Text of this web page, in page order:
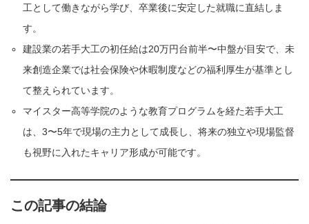
工として働きながら学び、卒業後に安定した就職に直結しま
す。
建設業の若手大工の初任給は20万円台前半〜中盤が目安で、未
来創造企業では社会保険や休暇制度などの福利厚生が基準とし
て整えられています。
マイスター高等学院のような教育プログラムを経た若手大工
は、3〜5年で現場の主力として成長し、将来の独立や現場監督
も視野に入れたキャリア形成が可能です。
この記事の結論